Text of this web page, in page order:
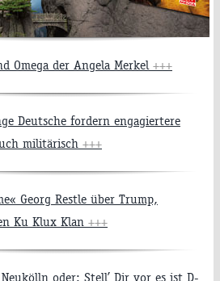
Omega der Angela Merkel +++
Deutsche fordern engagiertere
militärisch +++
Georg Restle über Trump,
Ku Klux Klan +++
oder: Stell’ Dir vor es ist D-